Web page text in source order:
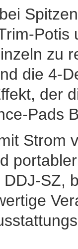
Potis
zu
die 4-
der
Pads
Strom
SZ,